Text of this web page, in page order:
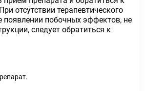
отсутствии терапевтического
появлении побочных эффектов, не
следует обратиться к